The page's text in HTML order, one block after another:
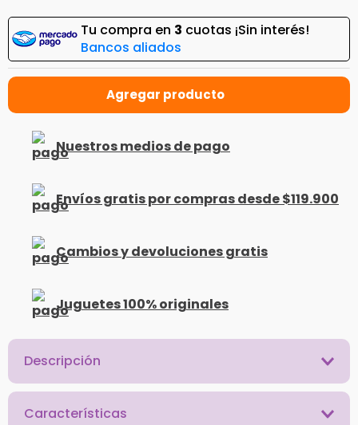
Tu compra en 3 cuotas ¡Sin interés!
Bancos aliados
Nuestros medios de pago
Envíos gratis por compras desde $119.900
Cambios y devoluciones gratis
Juguetes 100% originales
Descripción
Características